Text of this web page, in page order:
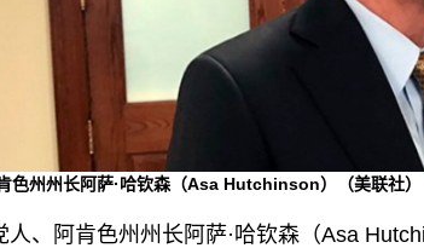
色州州长阿萨·哈钦森（Asa Hutchinson）（美联社）
人、阿肯色州州长阿萨·哈钦森（Asa